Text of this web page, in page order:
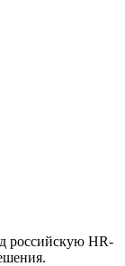
российскую HR-